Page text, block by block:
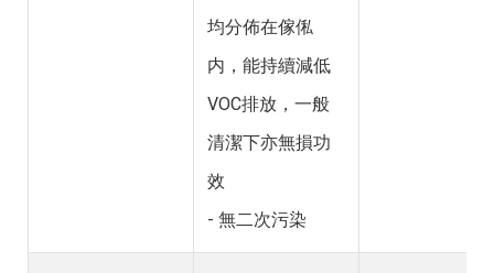
均分佈在傢俬
内，能持續減低
VOC排放，一般
清潔下亦無損功
效
- 無二次污染